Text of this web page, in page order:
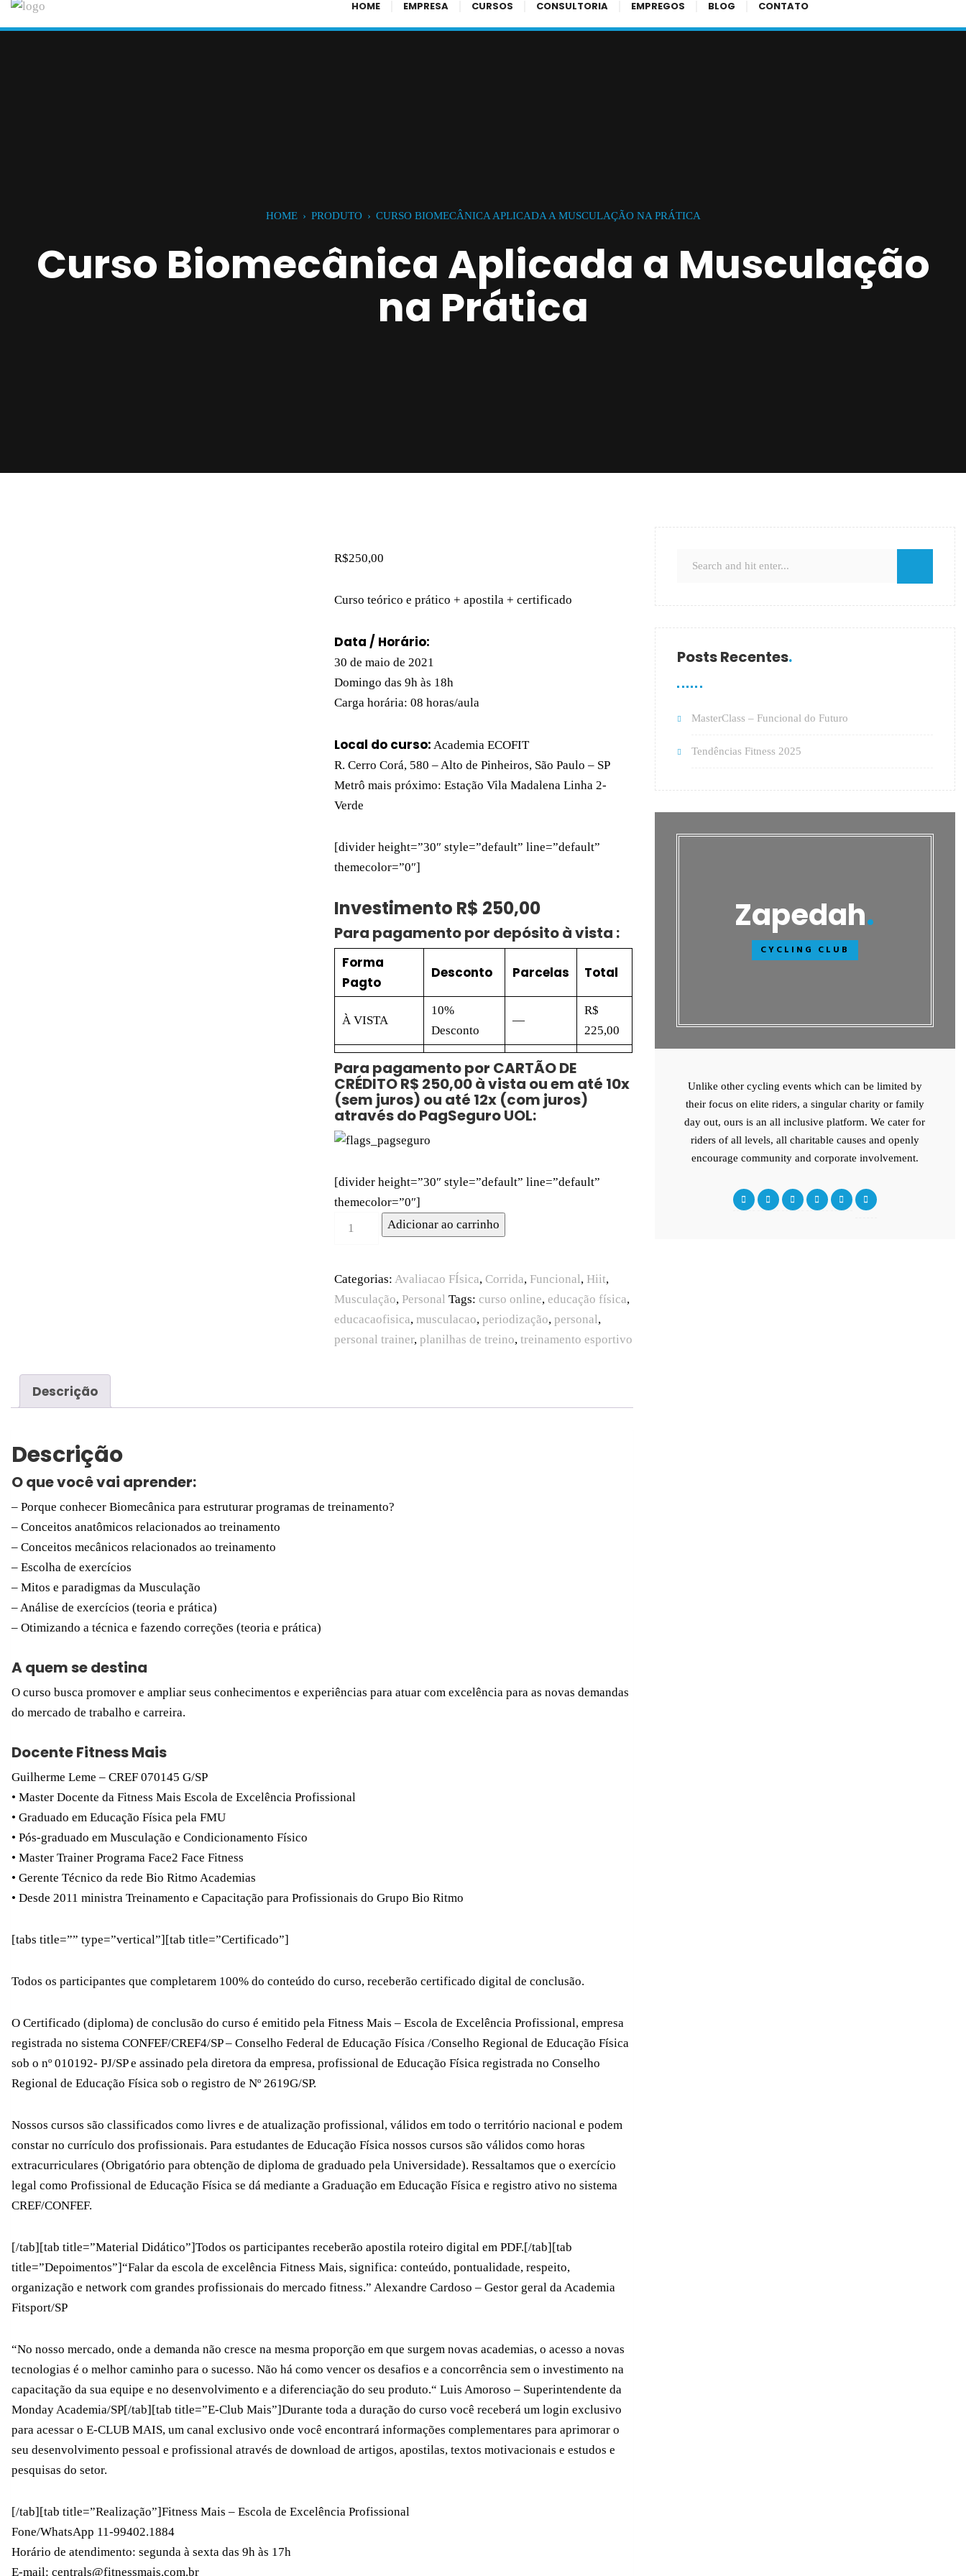
HOME EMPRESA CURSOS CONSULTORIA EMPREGOS BLOG CONTATO
HOME › PRODUTO › CURSO BIOMECÂNICA APLICADA A MUSCULAÇÃO NA PRÁTICA
Curso Biomecânica Aplicada a Musculação
na Prática
R$250,00
Curso teórico e prático + apostila + certificado
Data / Horário:
30 de maio de 2021
Domingo das 9h às 18h
Carga horária: 08 horas/aula
Local do curso: Academia ECOFIT
R. Cerro Corá, 580 – Alto de Pinheiros, São Paulo – SP
Metrô mais próximo: Estação Vila Madalena Linha 2-
Verde
[divider height=”30″ style=”default” line=”default”
themecolor=”0″]
Investimento R$ 250,00
Para pagamento por depósito à vista :
Forma
Pagto
Desconto Parcelas Total
À VISTA
10%
Desconto
—
R$
225,00
Para pagamento por CARTÃO DE
CRÉDITO R$ 250,00 à vista ou em até 10x
(sem juros) ou até 12x (com juros)
através do PagSeguro UOL:
[divider height=”30″ style=”default” line=”default”
themecolor=”0″]
Adicionar ao carrinho
Categorias:Avaliacao FÍsica,Corrida, Funcional, Hiit,
Musculação, Personal Tags:curso online,educação física,
educacaofisica,musculacao,periodização,personal,
personal trainer,planilhas de treino,treinamento esportivo
Descrição
Descrição
O que você vai aprender:
– Porque conhecer Biomecânica para estruturar programas de treinamento?
– Conceitos anatômicos relacionados ao treinamento
– Conceitos mecânicos relacionados ao treinamento
– Escolha de exercícios
– Mitos e paradigmas da Musculação
– Análise de exercícios (teoria e prática)
– Otimizando a técnica e fazendo correções (teoria e prática)
A quem se destina
O curso busca promover e ampliar seus conhecimentos e experiências para atuar com excelência para as novas demandas
do mercado de trabalho e carreira.
Docente Fitness Mais
Guilherme Leme – CREF 070145 G/SP
• Master Docente da Fitness Mais Escola de Excelência Profissional
• Graduado em Educação Física pela FMU
• Pós-graduado em Musculação e Condicionamento Físico
• Master Trainer Programa Face2 Face Fitness
• Gerente Técnico da rede Bio Ritmo Academias
• Desde 2011 ministra Treinamento e Capacitação para Profissionais do Grupo Bio Ritmo
[tabs title=”” type=”vertical”][tab title=”Certificado”]
Todos os participantes que completarem 100% do conteúdo do curso, receberão certificado digital de conclusão.
O Certificado (diploma) de conclusão do curso é emitido pela Fitness Mais – Escola de Excelência Profissional, empresa
registrada no sistema CONFEF/CREF4/SP – Conselho Federal de Educação Física /Conselho Regional de Educação Física
sob o nº 010192- PJ/SP e assinado pela diretora da empresa, profissional de Educação Física registrada no Conselho
Regional de Educação Física sob o registro de Nº 2619G/SP.
Nossos cursos são classificados como livres e de atualização profissional, válidos em todo o território nacional e podem
constar no currículo dos profissionais. Para estudantes de Educação Física nossos cursos são válidos como horas
extracurriculares (Obrigatório para obtenção de diploma de graduado pela Universidade). Ressaltamos que o exercício
legal como Profissional de Educação Física se dá mediante a Graduação em Educação Física e registro ativo no sistema
CREF/CONFEF.
[/tab][tab title=”Material Didático”]Todos os participantes receberão apostila roteiro digital em PDF.[/tab][tab
title=”Depoimentos”]“Falar da escola de excelência Fitness Mais, significa: conteúdo, pontualidade, respeito,
organização e network com grandes profissionais do mercado fitness.” Alexandre Cardoso – Gestor geral da Academia
Fitsport/SP
“No nosso mercado, onde a demanda não cresce na mesma proporção em que surgem novas academias, o acesso a novas
tecnologias é o melhor caminho para o sucesso. Não há como vencer os desafios e a concorrência sem o investimento na
capacitação da sua equipe e no desenvolvimento e a diferenciação do seu produto.“ Luis Amoroso – Superintendente da
Monday Academia/SP[/tab][tab title=”E-Club Mais”]Durante toda a duração do curso você receberá um login exclusivo
para acessar o E-CLUB MAIS, um canal exclusivo onde você encontrará informações complementares para aprimorar o
seu desenvolvimento pessoal e profissional através de download de artigos, apostilas, textos motivacionais e estudos e
pesquisas do setor.
[/tab][tab title=”Realização”]Fitness Mais – Escola de Excelência Profissional
Fone/WhatsApp 11-99402.1884
Horário de atendimento: segunda à sexta das 9h às 17h
E-mail: centrals@fitnessmais.com.br
Posts Recentes
MasterClass – Funcional do Futuro
Tendências Fitness 2025
Zapedah
CYCLING CLUB
Unlike other cycling events which can be limited by
their focus on elite riders, a singular charity or family
day out, ours is an all inclusive platform. We cater for
riders of all levels, all charitable causes and openly
encourage community and corporate involvement.